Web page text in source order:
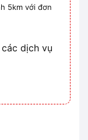
5km với đơn
dịch vụ